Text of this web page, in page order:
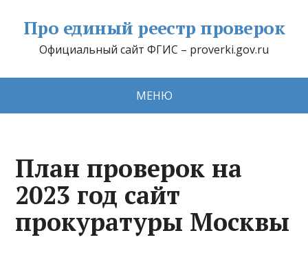
Про единый реестр проверок
Официальный сайт ФГИС – proverki.gov.ru
МЕНЮ
План проверок на
2023 год сайт
прокуратуры Москвы